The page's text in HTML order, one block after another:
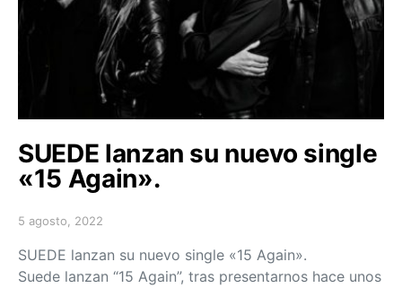
SUEDE lanzan su nuevo single
«15 Again».
Posted on
5 agosto, 2022
SUEDE lanzan su nuevo single «15 Again».
Suede lanzan “15 Again”, tras presentarnos hace unos